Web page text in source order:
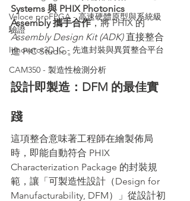
Veloce proFPGA - 高速硬體原型與系統級
驗證
Innovator3D IC - 先進封裝與異質整合平台
CAM350 - 製造性檢測分析
Systems 與 PHIX Photonics
Assembly 攜手合作，將 PHIX 的
Assembly Design Kit (ADK) 直接整合
進 PIC Studio。
設計即製造：DFM 的最佳實
踐
這項整合意味著工程師在繪製佈局
時，即能自動符合 PHIX
Characterization Package 的封裝規
範，讓「可製造性設計（Design for
Manufacturability, DFM）」從設計初